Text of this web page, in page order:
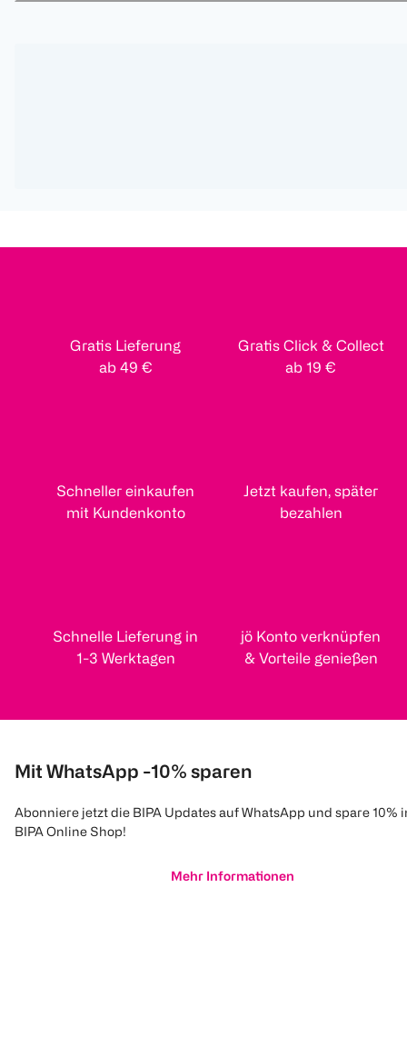
Gratis Lieferung
ab 49 €
Gratis Click & Collect
ab 19 €
Schneller einkaufen
mit Kundenkonto
Jetzt kaufen, später
bezahlen
Schnelle Lieferung in
1-3 Werktagen
jö Konto verknüpfen
& Vorteile genießen
Mit WhatsApp -10% sparen
Abonniere jetzt die BIPA Updates auf WhatsApp und spare 10%
BIPA Online Shop!
Mehr Informationen